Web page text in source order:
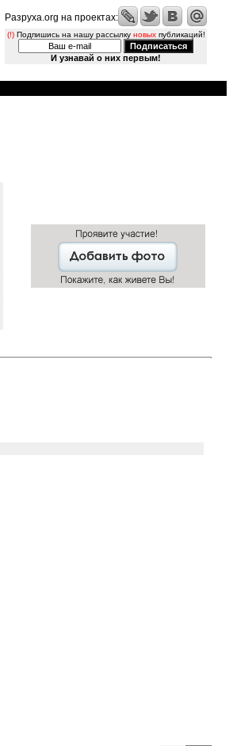
Разруха.org на проектах:
(!)Подпишись на нашу рассылку новыхпубликаций!
И узнавай о них первым!